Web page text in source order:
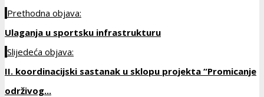
Prethodna objava:
Ulaganja u sportsku infrastrukturu
Slijedeća objava:
II. koordinacijski sastanak u sklopu projekta “Promicanje
održivog...